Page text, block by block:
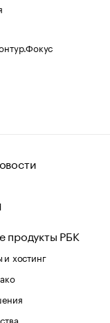
продукты РБК
хостинг